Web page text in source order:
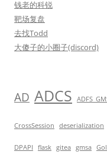
钱老的科锐
靶场复盘
去找Todd
大傻子的小圈子(discord)
AD ADCS
CrossSession deserialization
DPAPI flask gitea gmsa